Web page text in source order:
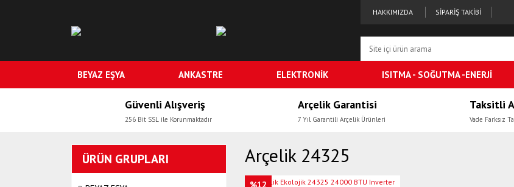
HAKKIMIZDA SİPARİŞ TAKİBİ
BEYAZ EŞYA ANKASTRE ELEKTRONİK ISITMA - SOĞUTMA -ENERJİ
Güvenli Alışveriş
256 Bit SSL ile Korunmaktadır
Arçelik Garantisi
7 Yıl Garantili Arçelik Ürünleri
Taksitli
Vade Farksız
ÜRÜN GRUPLARI Arçelik 24325
%12